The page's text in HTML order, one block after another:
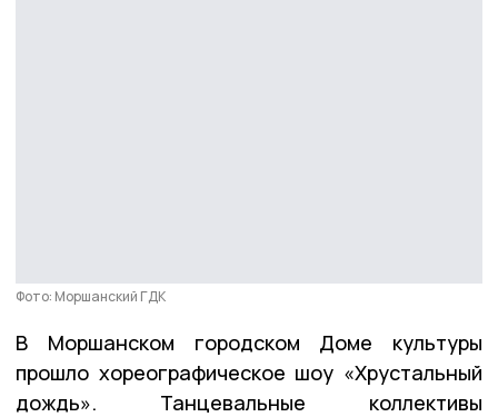
Фото: Моршанский ГДК
В Моршанском городском Доме культуры
прошло хореографическое шоу «Хрустальный
дождь». Танцевальные коллективы